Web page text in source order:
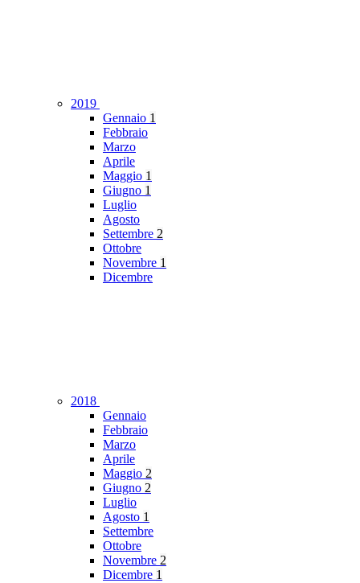
2019
Gennaio 1
Febbraio
Marzo
Aprile
Maggio 1
Giugno 1
Luglio
Agosto
Settembre 2
Ottobre
Novembre 1
Dicembre
2018
Gennaio
Febbraio
Marzo
Aprile
Maggio 2
Giugno 2
Luglio
Agosto 1
Settembre
Ottobre
Novembre 2
Dicembre 1